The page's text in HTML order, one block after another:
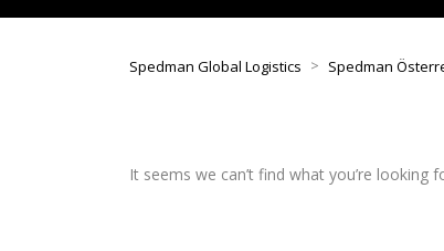
Spedman Global Logistics > Spedman
It seems we can’t find what you’re looking